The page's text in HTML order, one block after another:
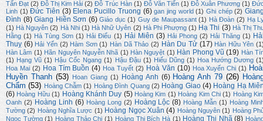
Tấn Đạt (2) Đỗ Thị Kim Hải (2) Đỗ Trúc Hàn (1) Đỗ Văn Tiến (1) Đỗ Xuân Phương (1)
Linh (1) Đức Tiên (3) Elena Pucillo Truong (6) gan jing world (1) Ghi chép (2)
Đình (8) Giang Hiền Sơn (6) Giáo dục (1) Guy de Maupassant (1) Hà Đoàn (2) Hạ
(1) Hà Nguyên (2) Hà Nhi (1) Hà Nhữ Uyên (2) Hà Phi Phượng (1) Hạ Thi (3) Hà Thị
Hằng (1) Hà Tùng Sơn (1) Hải Điểu (1) Hải Miên (3) Hải Phong (2) Hải Thăng (1)
Thuỵ (6) Hải Yến (2) Hàm Sơn (1) Hàn Dã Thảo (2) Hàn Du Tử (17) Hàn Hữu Yên
Hàn Lâm (1) Hãn Nguyên Nguyễn Nhã (1) Hàn Nguyệt (1) Hàn Phong Vũ (19) Hàn
(1) Hạng Vũ (1) Hậu Cốc Ngang (1) Hậu Đậu (1) Hiếu Dũng (1) Hoa Hướng Dương
Hoa Mai (2) Hoa Tím Buồn (4) Hoa Tuyết (2) Hoà Văn (10) Hoa Xuyến Chi (1)
Huyền Thanh (53) Hoan Giang (1) Hoàng Anh (6) Hoàng Anh 79 (26)
Chẩm (53) Hoàng Chẫm (1) Hoàng Đình Quang (2) Hoàng Giao (4) Hoàng Hạ
(6) Hoàng Hữu (1) Hoàng Khánh Duy (5) Hoàng Kim (1) Hoàng Kim Chi (1) Hoàng
Oanh (2) Hoàng Linh (6) Hoàng Long (2) Hoàng Lộc (8) Hoàng Mẫn (1) Hoàng
Tường (2) Hoàng Nghĩa Lược (1) Hoàng Ngọc Xuân (4) Hoàng Nguyên (1) Hoàng
Ngọc Tường (1) Hoàng Thảo Chi (1) Hoàng Thị Bích Hà (1) Hoàng Thị Nhã (8)